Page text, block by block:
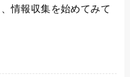
情報収集を始めてみて